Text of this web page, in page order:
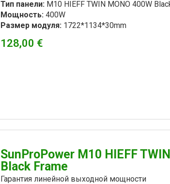
Тип панели: M10 HIEFF TWIN MONO 400W
Мощность: 400W
Размер модуля: 1722*1134*30mm
128,00 €
SunProPower M10 HIEFF
Black Frame
Гарантия линейной выходной мощности